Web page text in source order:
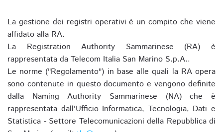
La gestione dei registri operativi è un compito che viene
affidato alla RA.
La Registration Authority Sammarinese (RA) è
rappresentata da Telecom Italia San Marino S.p.A..
Le norme ("Regolamento") in base alle quali la RA opera
sono contenute in questo documento e vengono definite
dalla Naming Authority Sammarinese (NA) che è
rappresentata dall'Ufficio Informatica, Tecnologia, Dati e
Statistica - Settore Telecomunicazioni della Repubblica di